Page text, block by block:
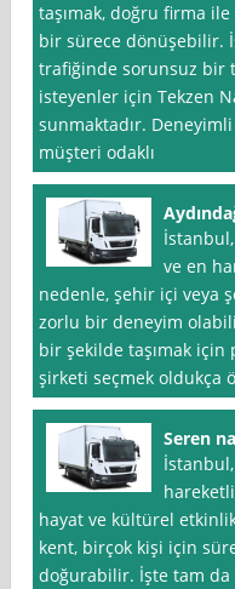
taşımak, doğru firma ile
bir sürece dönüşebilir.
trafiğinde sorunsuz bir
isteyenler için Tekzen
sunmaktadır.
müşteri odaklı
ve en
nedenle, şehir içi veya
zorlu bir deneyim
bir şekilde taşımak
şirketi seçmek oldukça
Seren
hayat ve kültürel
kent, birçok kişi için
doğurabilir. İşte tam da